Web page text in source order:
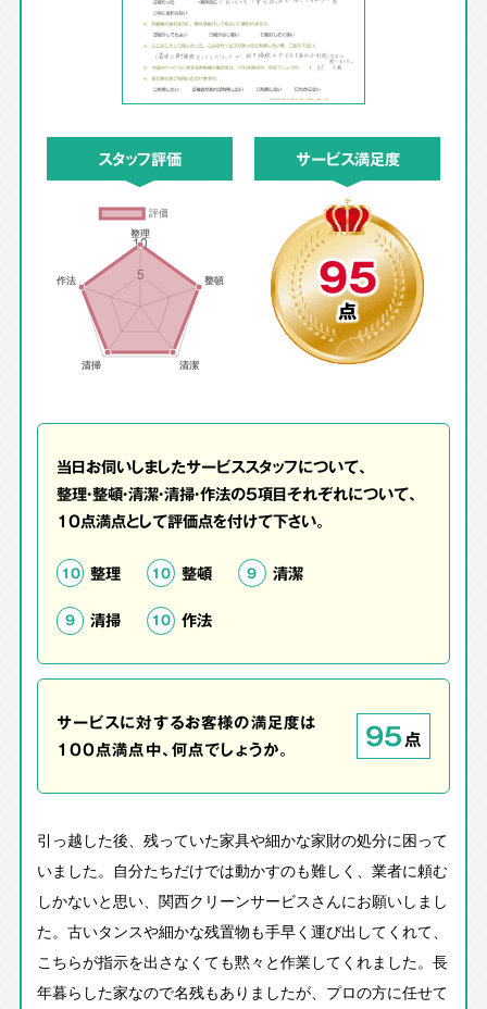
スタッフ評価 サービス満足度
95
点
当日お伺いしましたサービススタッフについて、
整理・整頓・清潔・清掃・作法の5項目それぞれについて、
10点満点として評価点を付けて下さい。
10 整理 10 整頓 9 清潔
9 清掃 10 作法
サービスに対するお客様の満足度は
100点満点中、何点でしょうか。
95点
引っ越した後、残っていた家具や細かな家財の処分に困って
いました。自分たちだけでは動かすのも難しく、業者に頼む
しかないと思い、関西クリーンサービスさんにお願いしまし
た。古いタンスや細かな残置物も手早く運び出してくれて、
こちらが指示を出さなくても黙々と作業してくれました。長
年暮らした家なので名残もありましたが、プロの方に任せて